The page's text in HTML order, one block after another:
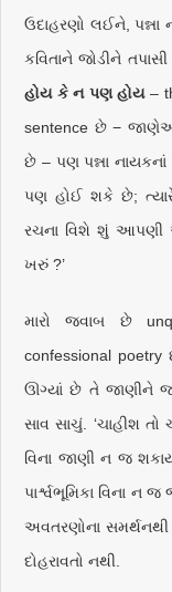
ઉદાહરણો લઈને,
કવિતાને જોડીને
હોય કે ન પણ હોય –
sentence છે −
છે – પણ પન્ના
પણ હોઈ શકે છે;
રચના વિશે શું આપણી
ખરું ?’
મારો જવાબ છે
confessional
ઊગ્યાં છે તે જાણીને જ
સાવ સાચું. ‘ચાહીશ
વિના જાણી ન જ
પાર્શ્વભૂમિકા વિના ન
અવતરણોના સમર્થનથી
દોહરાવતો નથી.